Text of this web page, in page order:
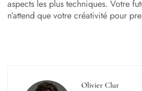
aspects les plus techniques. Votre
n’attend que votre créativité pour
Olivier Clur